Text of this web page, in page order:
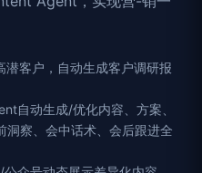
潜客户，自动生成客户调研报
自动生成/优化内容、方案、
察、会中话术、会后跟进全